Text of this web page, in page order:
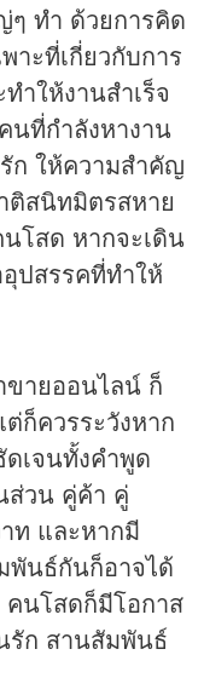
ๆ ทำ ด้วยการคิด
าะที่เกี่ยวกับการ
ำให้งานสำเร็จ
นที่กำลังหางาน
ก ให้ความสำคัญ
ติสนิทมิตรสหาย
โสด หากจะเดิน
ปสรรคที่ทำให้
ขายออนไลน์ ก็
ก็ควรระวังหาก
เจนทั้งคำพูด
ส่วน คู่ค้า คู่
ท และหากมี
พันธ์กันก็อาจได้
นโสดก็มีโอกาส
รัก สานสัมพันธ์